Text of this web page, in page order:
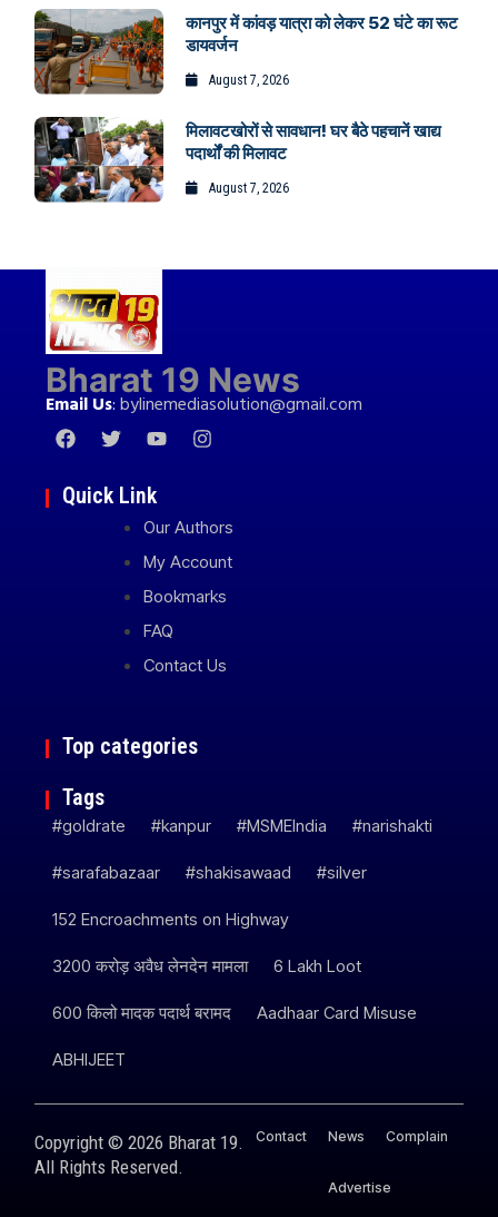
कानपुर में कांवड़ यात्रा को लेकर 52 घंटे का रूट
डायवर्जन
August 7, 2026
मिलावटखोरों से सावधान! घर बैठे पहचानें खाद्य
पदार्थों की मिलावट
August 7, 2026
Bharat 19 News
Email Us:bylinemediasolution@gmail.com
Quick Link
Our Authors
My Account
Bookmarks
FAQ
Contact Us
Top categories
Tags
#goldrate #kanpur #MSMEIndia #narishakti
#sarafabazaar #shakisawaad #silver
152 Encroachments on Highway
3200 करोड़ अवैध लेनदेन मामला 6 Lakh Loot
600 किलो मादक पदार्थ बरामद Aadhaar Card Misuse
ABHIJEET
Copyright © 2026 Bharat 19.
All Rights Reserved.
Contact News Complain
Advertise